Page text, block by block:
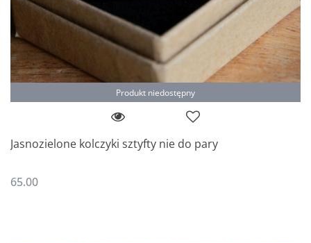
Produkt niedostępny
Jasnozielone kolczyki sztyfty nie do pary
65.00